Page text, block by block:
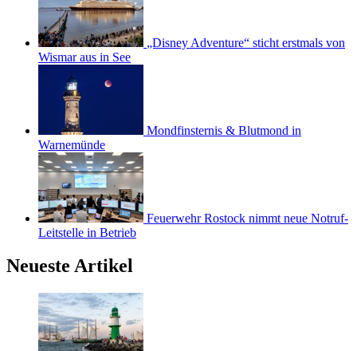
„Disney Adventure“ sticht erstmals von
Wismar aus in See
Mondfinsternis & Blutmond in
Warnemünde
Feuerwehr Rostock nimmt neue Notruf-
Leitstelle in Betrieb
Neueste Artikel